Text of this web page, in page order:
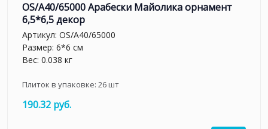
OS/A40/65000 Арабески Майолика орнамент
6,5*6,5 декор
Артикул: OS/A40/65000
Размер: 6*6 см
Вес: 0.038 кг
Плиток в упаковке: 26шт
190.32 руб.